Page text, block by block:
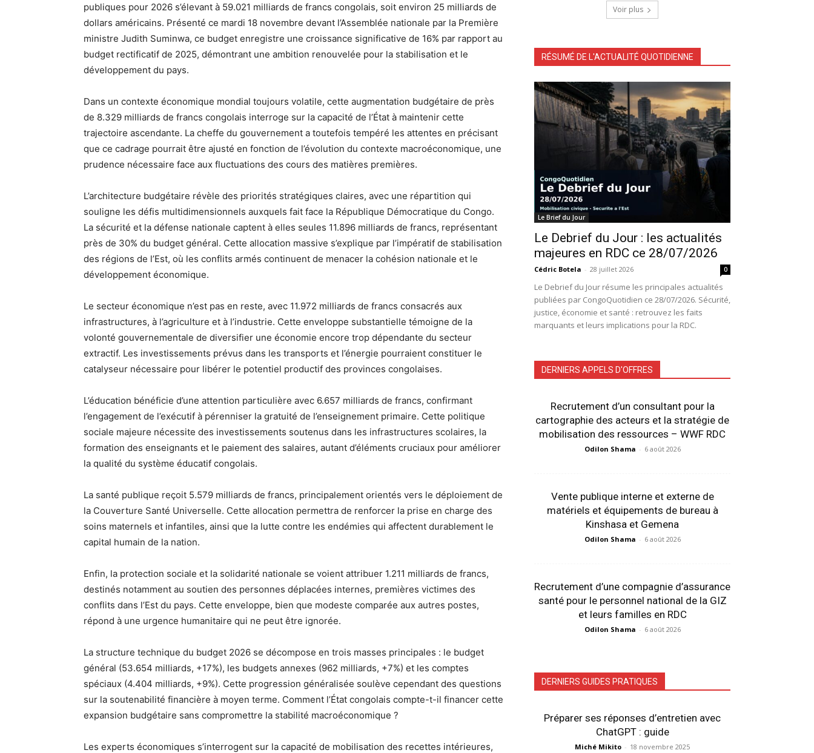
publiques pour 2026 s’élevant à 59.021 milliards de francs congolais, soit environ 25 milliards de
dollars américains. Présenté ce mardi 18 novembre devant l’Assemblée nationale par la Première
ministre Judith Suminwa, ce budget enregistre une croissance significative de 16% par rapport au
budget rectificatif de 2025, démontrant une ambition renouvelée pour la stabilisation et le
développement du pays.
Dans un contexte économique mondial toujours volatile, cette augmentation budgétaire de près
de 8.329 milliards de francs congolais interroge sur la capacité de l’État à maintenir cette
trajectoire ascendante. La cheffe du gouvernement a toutefois tempéré les attentes en précisant
que ce cadrage pourrait être ajusté en fonction de l’évolution du contexte macroéconomique, une
prudence nécessaire face aux fluctuations des cours des matières premières.
L’architecture budgétaire révèle des priorités stratégiques claires, avec une répartition qui
souligne les défis multidimensionnels auxquels fait face la République Démocratique du Congo.
La sécurité et la défense nationale captent à elles seules 11.896 milliards de francs, représentant
près de 30% du budget général. Cette allocation massive s’explique par l’impératif de stabilisation
des régions de l’Est, où les conflits armés continuent de menacer la cohésion nationale et le
développement économique.
Le secteur économique n’est pas en reste, avec 11.972 milliards de francs consacrés aux
infrastructures, à l’agriculture et à l’industrie. Cette enveloppe substantielle témoigne de la
volonté gouvernementale de diversifier une économie encore trop dépendante du secteur
extractif. Les investissements prévus dans les transports et l’énergie pourraient constituer le
catalyseur nécessaire pour libérer le potentiel productif des provinces congolaises.
L’éducation bénéficie d’une attention particulière avec 6.657 milliards de francs, confirmant
l’engagement de l’exécutif à pérenniser la gratuité de l’enseignement primaire. Cette politique
sociale majeure nécessite des investissements soutenus dans les infrastructures scolaires, la
formation des enseignants et le paiement des salaires, autant d’éléments cruciaux pour améliorer
la qualité du système éducatif congolais.
La santé publique reçoit 5.579 milliards de francs, principalement orientés vers le déploiement de
la Couverture Santé Universelle. Cette allocation permettra de renforcer la prise en charge des
soins maternels et infantiles, ainsi que la lutte contre les endémies qui affectent durablement le
capital humain de la nation.
Enfin, la protection sociale et la solidarité nationale se voient attribuer 1.211 milliards de francs,
destinés notamment au soutien des personnes déplacées internes, premières victimes des
conflits dans l’Est du pays. Cette enveloppe, bien que modeste comparée aux autres postes,
répond à une urgence humanitaire qui ne peut être ignorée.
La structure technique du budget 2026 se décompose en trois masses principales : le budget
général (53.654 milliards, +17%), les budgets annexes (962 milliards, +7%) et les comptes
spéciaux (4.404 milliards, +9%). Cette progression généralisée soulève cependant des questions
sur la soutenabilité financière à moyen terme. Comment l’État congolais compte-t-il financer cette
expansion budgétaire sans compromettre la stabilité macroéconomique ?
Les experts économiques s’interrogent sur la capacité de mobilisation des recettes intérieures,
Voir plus
RÉSUMÉ DE L'ACTUALITÉ QUOTIDIENNE
Le Brief du Jour
Le Debrief du Jour : les actualités
majeures en RDC ce 28/07/2026
Cédric Botela - 28 juillet 2026 0
Le Debrief du Jour résume les principales actualités
publiées par CongoQuotidien ce 28/07/2026. Sécurité,
justice, économie et santé : retrouvez les faits
marquants et leurs implications pour la RDC.
DERNIERS APPELS D'OFFRES
Recrutement d’un consultant pour la
cartographie des acteurs et la stratégie de
mobilisation des ressources – WWF RDC
Odilon Shama - 6 août 2026
Vente publique interne et externe de
matériels et équipements de bureau à
Kinshasa et Gemena
Odilon Shama - 6 août 2026
Recrutement d’une compagnie d’assurance
santé pour le personnel national de la GIZ
et leurs familles en RDC
Odilon Shama - 6 août 2026
DERNIERS GUIDES PRATIQUES
Préparer ses réponses d’entretien avec
ChatGPT : guide
Miché Mikito - 18 novembre 2025